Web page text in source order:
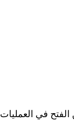
في العمليات